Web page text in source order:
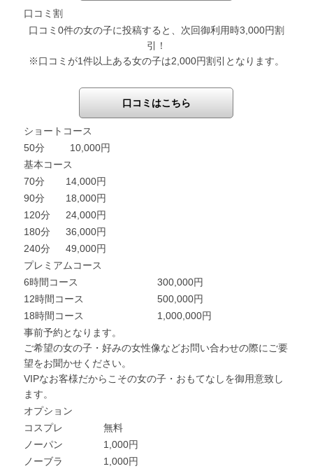
口コミ割
口コミ0件の女の子に投稿すると、次回御利用時3,000円割
引！
※口コミが1件以上ある女の子は2,000円割引となります。
口コミはこちら
ショートコース
50分
10,000円
基本コース
70分
14,000円
90分
18,000円
120分
24,000円
180分
36,000円
240分
49,000円
プレミアムコース
6時間コース
300,000円
12時間コース
500,000円
18時間コース
1,000,000円
事前予約となります。
ご希望の女の子・好みの女性像などお問い合わせの際にご要
望をお聞かせください。
VIPなお客様だからこその女の子・おもてなしを御用意致し
ます。
オプション
コスプレ
無料
ノーパン
1,000円
ノーブラ
1,000円